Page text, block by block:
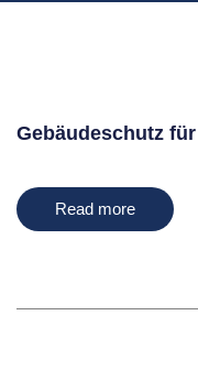
Gebäudeschutz für
Read more